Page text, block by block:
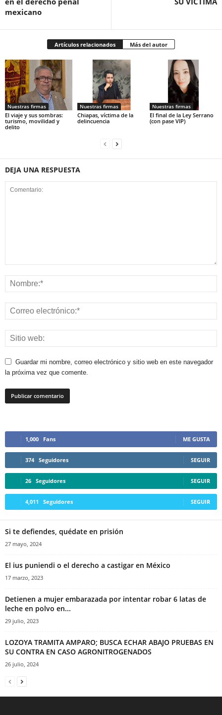
mexicano
Artículos relacionados Más del autor
Nuestras firmas
El viaje y sus sombras:
turismo, movilidad y
delito
Nuestras firmas
Chiapas, víctima de la
delincuencia
Nuestras firmas
El final de la Ley Serrano
(con pase VIP)
DEJA UNA RESPUESTA
Guardar mi nombre, correo electrónico y sitio web en este navegador
la próxima vez que comente.
1,000 Fans ME GUSTA
374 Seguidores SEGUIR
26 Seguidores SEGUIR
4,011 Seguidores SEGUIR
Si te defiendes, quédate en prisión
27 mayo, 2024
El ius puniendi o el derecho a castigar en México
17 marzo, 2023
Detienen a mujer embarazada por intentar robar 6 latas de
leche en polvo en...
29 julio, 2023
LOZOYA TRAMITA AMPARO; BUSCA ECHAR ABAJO PRUEBAS EN
SU CONTRA EN CASO AGRONITROGENADOS
26 julio, 2024